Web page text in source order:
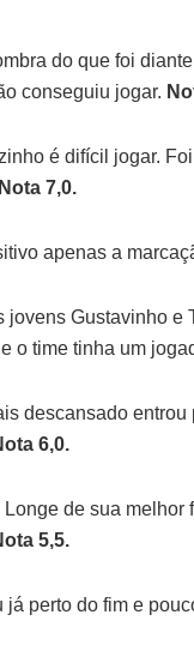
do que foi
conseguiu jogar.
é difícil jogar.
Nota 7,0.
apenas a
jovens Gustavinho e
o time tinha um
descansado
6,0.
Longe de sua melhor
5,5.
já perto do fim e